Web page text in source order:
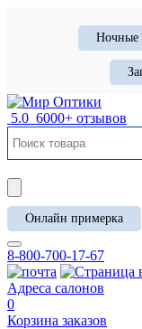
Ночные
5.0 6000+ отзывов
Онлайн примерка
8-800-700-17-67
Адреса салонов
0
Корзина заказов